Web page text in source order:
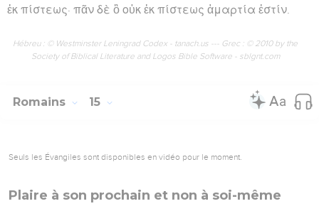
ἐκ πίστεως· πᾶν δὲ ὃ οὐκ ἐκ πίστεως ἁμαρτία ἐστίν.
Hébreu : © Westminster Leningrad Codex - tanach.us --- Grec : © 2010 by the
Society of Biblical Literature and Logos Bible Software - sblgnt.com
Romains 15
Seuls les Évangiles sont disponibles en vidéo pour le moment.
Plaire à son prochain et non à soi-même